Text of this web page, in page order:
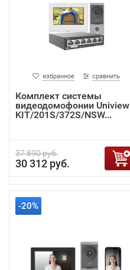
избранное сравнить
Комплект системы
видеодомофонии Uniview
KIT/201S/372S/NSW...
37 890 руб.
30 312 руб.
-20%